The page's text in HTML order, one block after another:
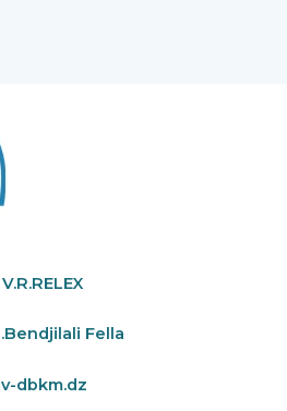
V.R.RELEX
Fella
dbkm.dz